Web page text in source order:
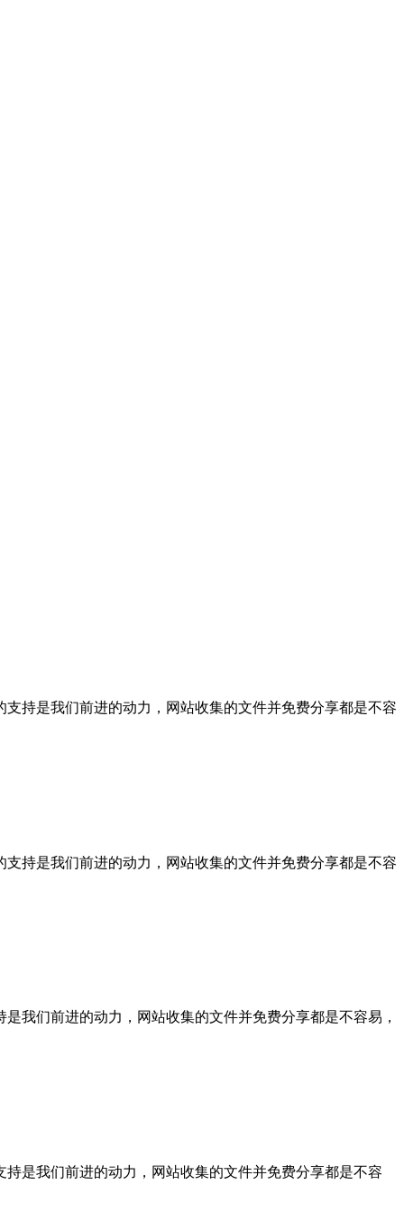
持是我们前进的动力，网站收集的文件并免费分享都是不容
持是我们前进的动力，网站收集的文件并免费分享都是不容
我们前进的动力，网站收集的文件并免费分享都是不容易，
是我们前进的动力，网站收集的文件并免费分享都是不容